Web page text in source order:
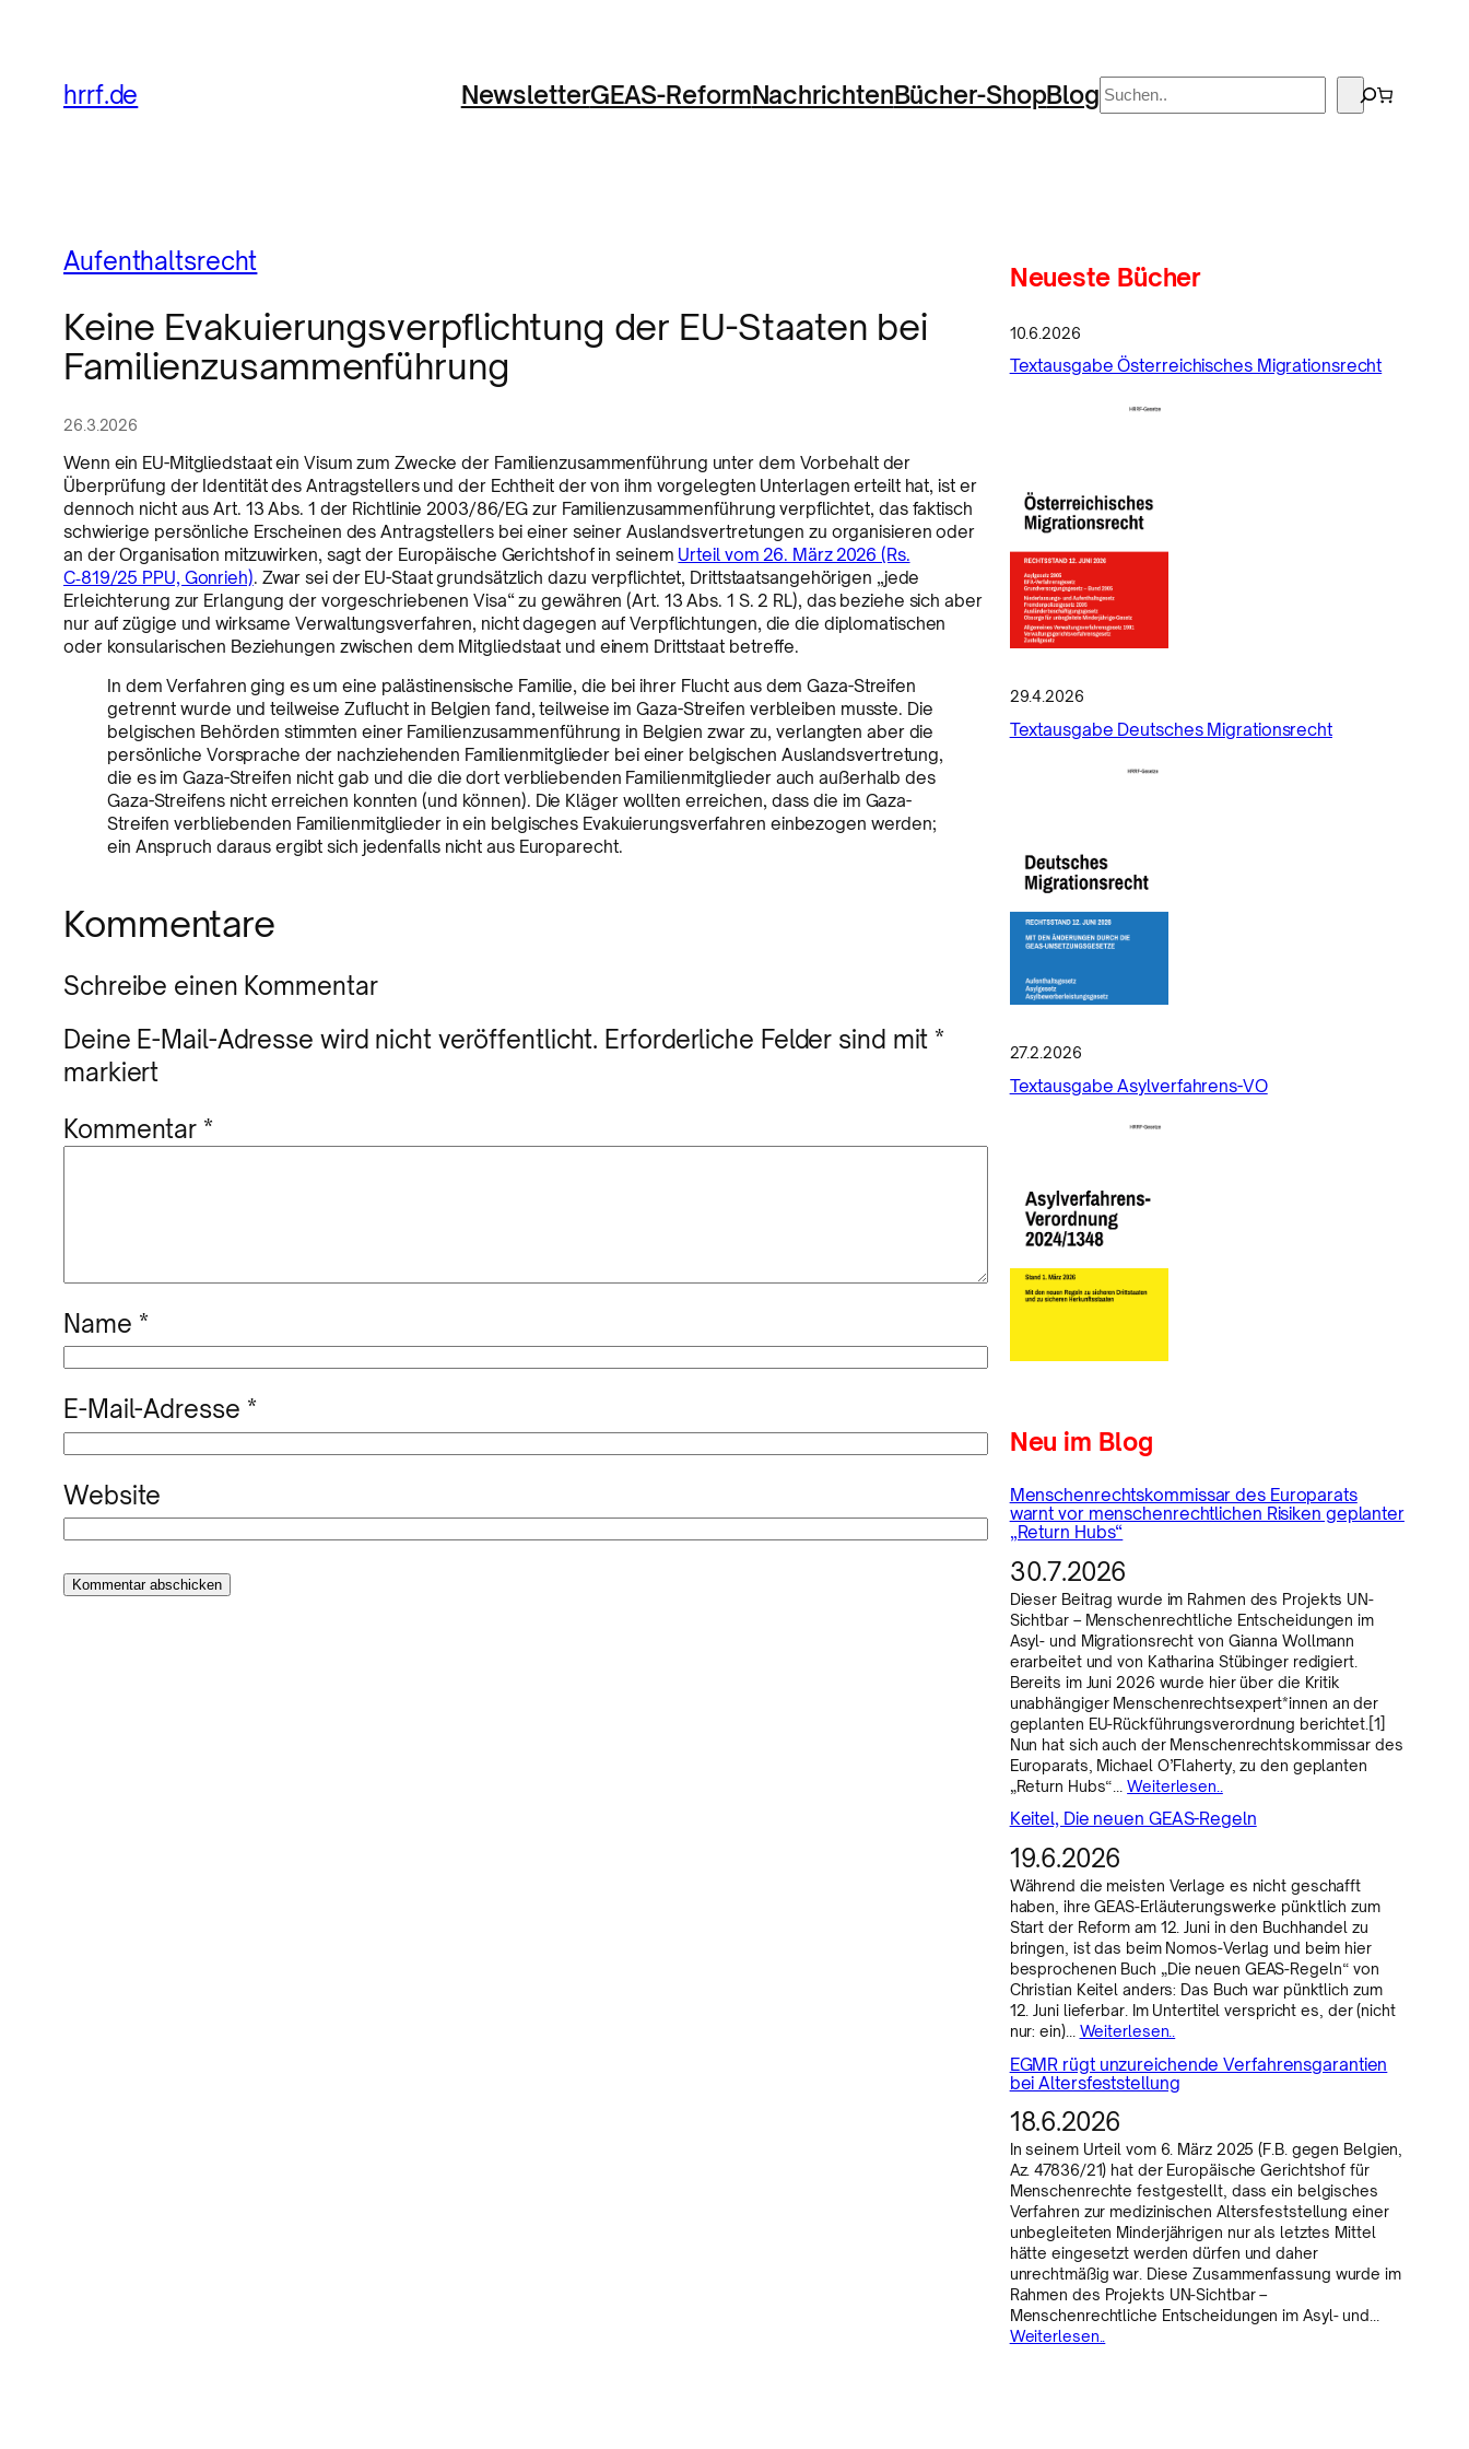
hrrf.de NewsletterGEAS-ReformNachrichtenBücher-ShopBlog Suchen
Aufenthaltsrecht
Keine Evakuierungsverpflichtung der EU-Staaten bei
Familienzusammenführung
26.3.2026
Wenn ein EU-Mitgliedstaat ein Visum zum Zwecke der Familienzusammenführung unter dem Vorbehalt der
Überprüfung der Identität des Antragstellers und der Echtheit der von ihm vorgelegten Unterlagen erteilt hat, ist er
dennoch nicht aus Art. 13 Abs. 1 der Richtlinie 2003/86/EG zur Familienzusammenführung verpflichtet, das faktisch
schwierige persönliche Erscheinen des Antragstellers bei einer seiner Auslandsvertretungen zu organisieren oder
an der Organisation mitzuwirken, sagt der Europäische Gerichtshof in seinem Urteil vom 26. März 2026 (Rs.
C‑819/25 PPU, Gonrieh). Zwar sei der EU-Staat grundsätzlich dazu verpflichtet, Drittstaatsangehörigen „jede
Erleichterung zur Erlangung der vorgeschriebenen Visa“ zu gewähren (Art. 13 Abs. 1 S. 2 RL), das beziehe sich aber
nur auf zügige und wirksame Verwaltungsverfahren, nicht dagegen auf Verpflichtungen, die die diplomatischen
oder konsularischen Beziehungen zwischen dem Mitgliedstaat und einem Drittstaat betreffe.
In dem Verfahren ging es um eine palästinensische Familie, die bei ihrer Flucht aus dem Gaza-Streifen
getrennt wurde und teilweise Zuflucht in Belgien fand, teilweise im Gaza-Streifen verbleiben musste. Die
belgischen Behörden stimmten einer Familienzusammenführung in Belgien zwar zu, verlangten aber die
persönliche Vorsprache der nachziehenden Familienmitglieder bei einer belgischen Auslandsvertretung,
die es im Gaza-Streifen nicht gab und die die dort verbliebenden Familienmitglieder auch außerhalb des
Gaza-Streifens nicht erreichen konnten (und können). Die Kläger wollten erreichen, dass die im Gaza-
Streifen verbliebenden Familienmitglieder in ein belgisches Evakuierungsverfahren einbezogen werden;
ein Anspruch daraus ergibt sich jedenfalls nicht aus Europarecht.
Kommentare
Schreibe einen Kommentar
Deine E-Mail-Adresse wird nicht veröffentlicht. Erforderliche Felder sind mit *
markiert
Kommentar *
Name *
E-Mail-Adresse *
Website
Neueste Bücher
10.6.2026
Textausgabe Österreichisches Migrationsrecht
29.4.2026
Textausgabe Deutsches Migrationsrecht
27.2.2026
Textausgabe Asylverfahrens-VO
Neu im Blog
Menschenrechtskommissar des Europarats
warnt vor menschenrechtlichen Risiken geplanter
„Return Hubs“
30.7.2026
Dieser Beitrag wurde im Rahmen des Projekts UN-
Sichtbar – Menschenrechtliche Entscheidungen im
Asyl- und Migrationsrecht von Gianna Wollmann
erarbeitet und von Katharina Stübinger redigiert.
Bereits im Juni 2026 wurde hier über die Kritik
unabhängiger Menschenrechtsexpert*innen an der
geplanten EU-Rückführungsverordnung berichtet.[1]
Nun hat sich auch der Menschenrechtskommissar des
Europarats, Michael O’Flaherty, zu den geplanten
„Return Hubs“…Weiterlesen..
Keitel, Die neuen GEAS-Regeln
19.6.2026
Während die meisten Verlage es nicht geschafft
haben, ihre GEAS-Erläuterungswerke pünktlich zum
Start der Reform am 12. Juni in den Buchhandel zu
bringen, ist das beim Nomos-Verlag und beim hier
besprochenen Buch „Die neuen GEAS-Regeln“ von
Christian Keitel anders: Das Buch war pünktlich zum
12. Juni lieferbar. Im Untertitel verspricht es, der (nicht
nur: ein)… Weiterlesen..
EGMR rügt unzureichende Verfahrensgarantien
bei Altersfeststellung
18.6.2026
In seinem Urteil vom 6. März 2025 (F.B. gegen Belgien,
Az. 47836/21) hat der Europäische Gerichtshof für
Menschenrechte festgestellt, dass ein belgisches
Verfahren zur medizinischen Altersfeststellung einer
unbegleiteten Minderjährigen nur als letztes Mittel
hätte eingesetzt werden dürfen und daher
unrechtmäßig war. Diese Zusammenfassung wurde im
Rahmen des Projekts UN-Sichtbar –
Menschenrechtliche Entscheidungen im Asyl- und…
Weiterlesen..